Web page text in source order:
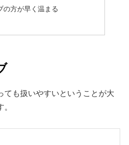
の方が早く温まる
ても扱いやすいということが大